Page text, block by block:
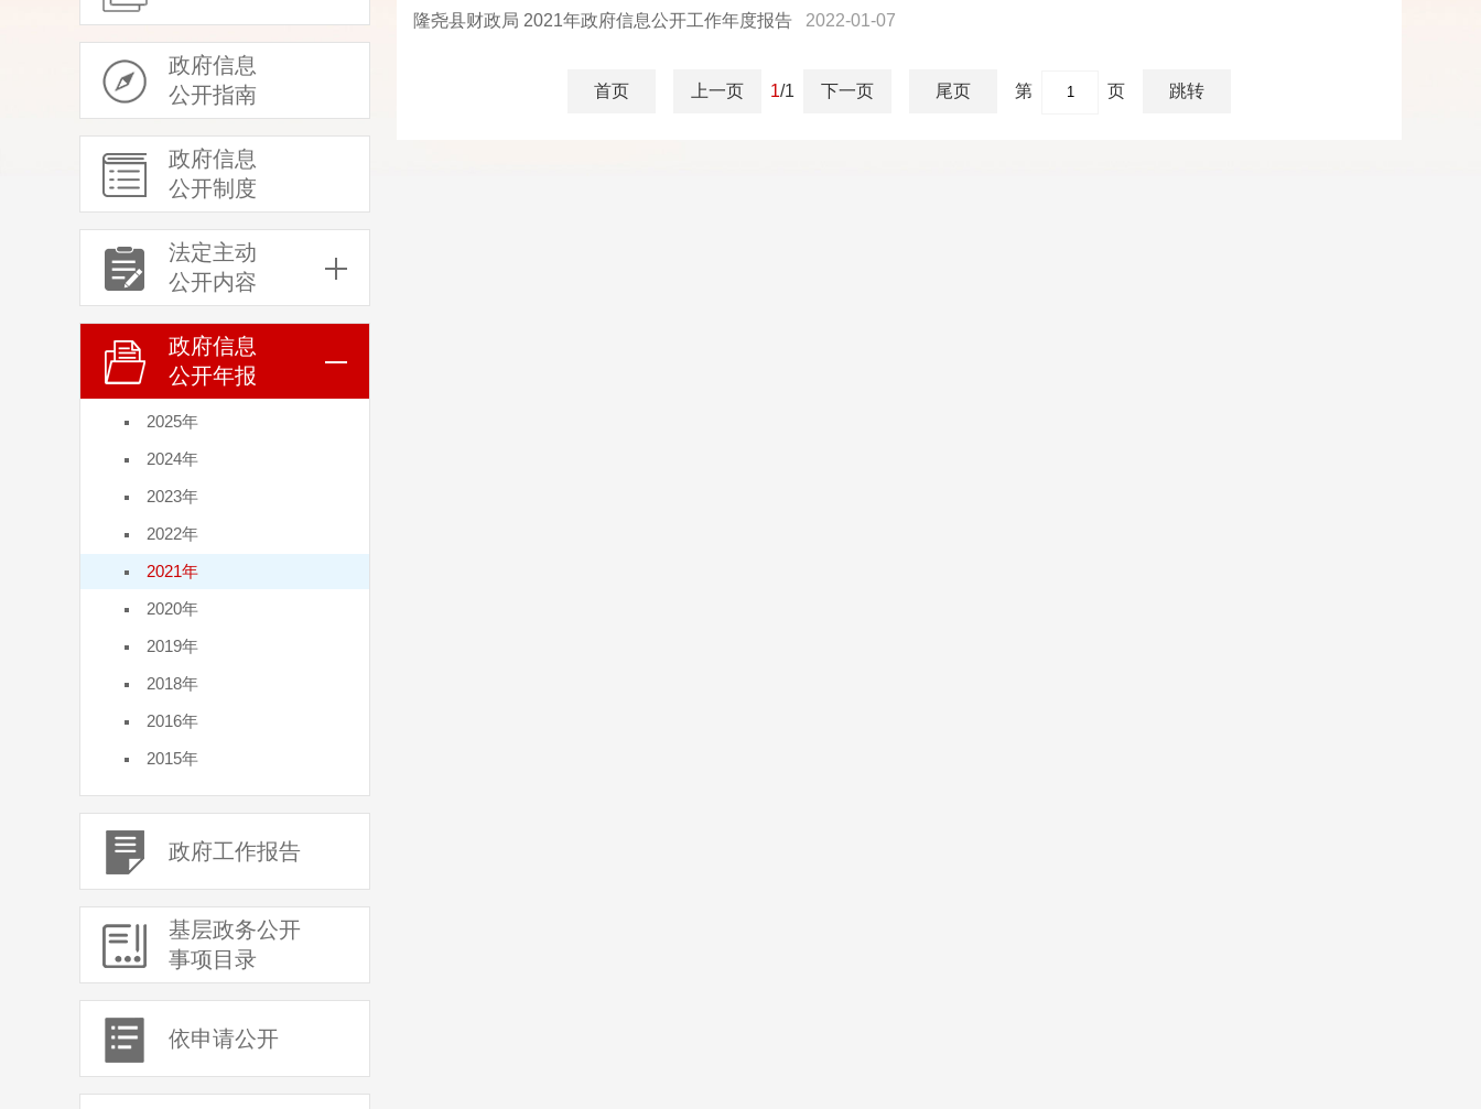
政府信息
公开指南
政府信息
公开制度
法定主动
公开内容
政府信息
公开年报
2025年
2024年
2023年
2022年
2021年
2020年
2019年
2018年
2016年
2015年
政府工作报告
基层政务公开
事项目录
依申请公开
隆尧县财政局 2021年政府信息公开工作年度报告 2022-01-07
首页 上一页 1/1 下一页 尾页 第 页 跳转